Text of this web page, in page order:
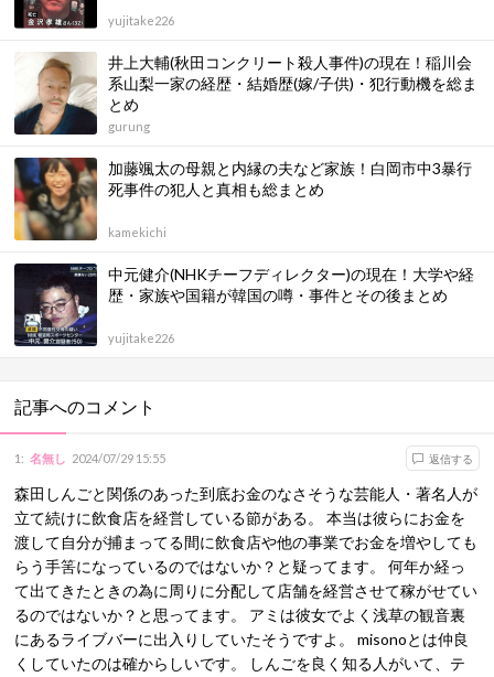
yujitake226
井上大輔(秋田コンクリート殺人事件)の現在！稲川会
系山梨一家の経歴・結婚歴(嫁/子供)・犯行動機を総ま
とめ
gurung
加藤颯太の母親と内縁の夫など家族！白岡市中3暴行
死事件の犯人と真相も総まとめ
kamekichi
中元健介(NHKチーフディレクター)の現在！大学や経
歴・家族や国籍が韓国の噂・事件とその後まとめ
yujitake226
記事へのコメント
1 : 名無し 2024/07/29 15:55 返信する
森田しんごと関係のあった到底お金のなさそうな芸能人・著名人が
立て続けに飲食店を経営している節がある。 本当は彼らにお金を
渡して自分が捕まってる間に飲食店や他の事業でお金を増やしても
らう手筈になっているのではないか？と疑ってます。 何年か経っ
て出てきたときの為に周りに分配して店舗を経営させて稼がせてい
るのではないか？と思ってます。 アミは彼女でよく浅草の観音裏
にあるライブバーに出入りしていたそうですよ。 misonoとは仲良
くしていたのは確からしいです。 しんごを良く知る人がいて、テ